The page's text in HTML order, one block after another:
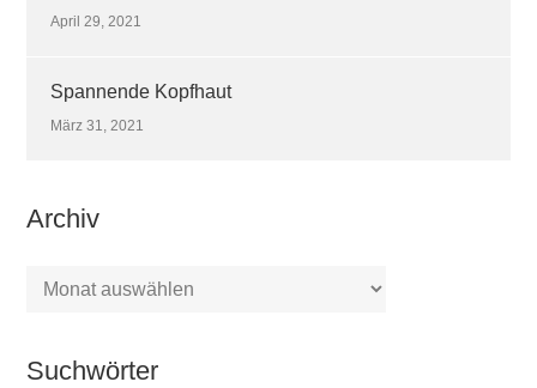
April 29, 2021
Spannende Kopfhaut
März 31, 2021
Archiv
Archiv
Suchwörter